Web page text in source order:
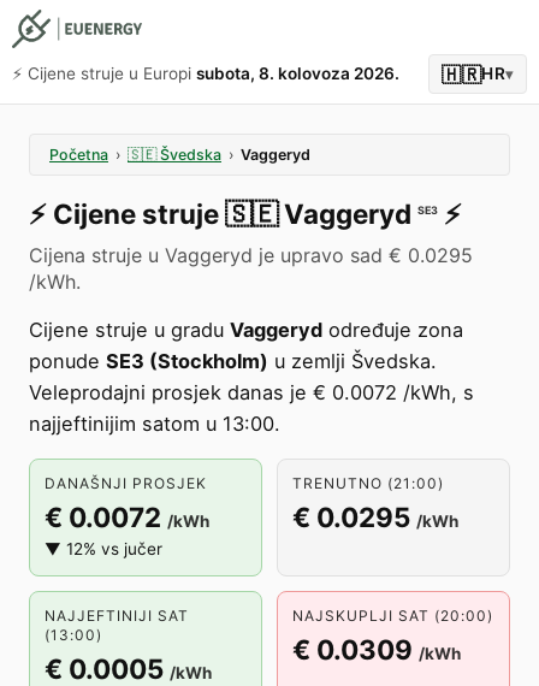
⚡️ Cijene struje u Europi subota, 8. kolovoza 2026. 🇭🇷HR▾
Početna › 🇸🇪 Švedska › Vaggeryd
⚡️ Cijene struje🇸🇪Vaggeryd SE3 ⚡️
Cijena struje u Vaggeryd je upravo sad € 0.0295
/kWh.
Cijene struje u gradu Vaggeryd određuje zona
ponude SE3 (Stockholm) u zemlji Švedska.
Veleprodajni prosjek danas je € 0.0072 /kWh, s
najjeftinijim satom u 13:00.
DANAŠNJI PROSJEK
€ 0.0072 /kWh
▼ 12% vs jučer
TRENUTNO (21:00)
€ 0.0295 /kWh
NAJJEFTINIJI SAT
(13:00)
€ 0.0005 /kWh
NAJSKUPLJI SAT (20:00)
€ 0.0309 /kWh